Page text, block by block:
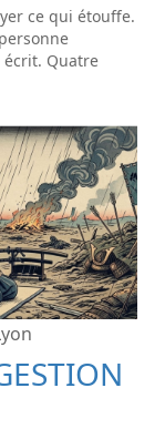
ce qui étouffe.
écrit. Quatre